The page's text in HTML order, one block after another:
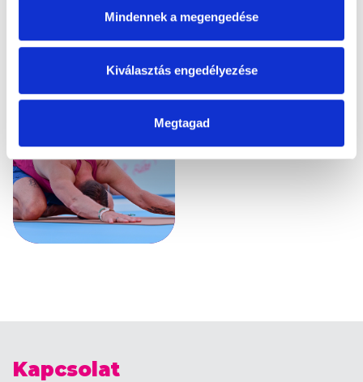
valamint weboldalforgalmunk elemzéséhez. Ezenkívül
megosztjuk az Ön weboldalhasználatra vonatkozó
adatait, akik kombinálhatják az adatokat más olyan
Mindennek a megengedése
Kiválasztás engedélyezése
Megtagad
Kapcsolat